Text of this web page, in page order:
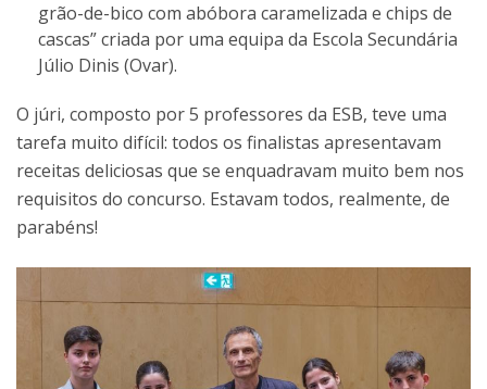
grão-de-bico com abóbora caramelizada e chips de
cascas” criada por uma equipa da Escola Secundária
Júlio Dinis (Ovar).
O júri, composto por 5 professores da ESB, teve uma
tarefa muito difícil: todos os finalistas apresentavam
receitas deliciosas que se enquadravam muito bem nos
requisitos do concurso. Estavam todos, realmente, de
parabéns!